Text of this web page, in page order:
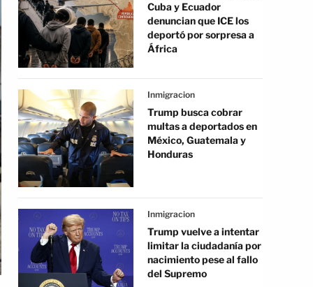
Cuba y Ecuador
denuncian que ICE los
deportó por sorpresa a
África
Inmigracion
Trump busca cobrar
multas a deportados en
México, Guatemala y
Honduras
Inmigracion
Trump vuelve a intentar
limitar la ciudadanía por
nacimiento pese al fallo
del Supremo